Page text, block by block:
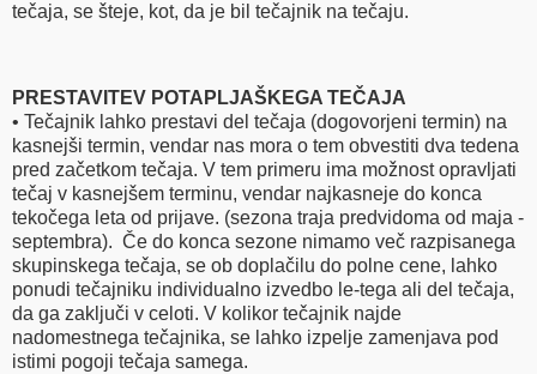
tečaja, se šteje, kot, da je bil tečajnik na tečaju.
PRESTAVITEV POTAPLJAŠKEGA TEČAJA
• Tečajnik lahko prestavi del tečaja (dogovorjeni termin) na
kasnejši termin, vendar nas mora o tem obvestiti dva tedena
pred začetkom tečaja. V tem primeru ima možnost opravljati
tečaj v kasnejšem terminu, vendar najkasneje do konca
tekočega leta od prijave. (sezona traja predvidoma od maja -
septembra). Če do konca sezone nimamo več razpisanega
skupinskega tečaja, se ob doplačilu do polne cene, lahko
ponudi tečajniku individualno izvedbo le-tega ali del tečaja,
da ga zaključi v celoti. V kolikor tečajnik najde
nadomestnega tečajnika, se lahko izpelje zamenjava pod
istimi pogoji tečaja samega.